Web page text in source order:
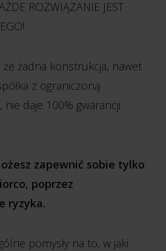
ROZWIĄZANIE JEST
żadna konstrukcja, nawet
z ograniczoną
daje 100% gwarancji
zapewnić sobie tylko
poprzez
ryzyka.
pomysły na to, w jaki